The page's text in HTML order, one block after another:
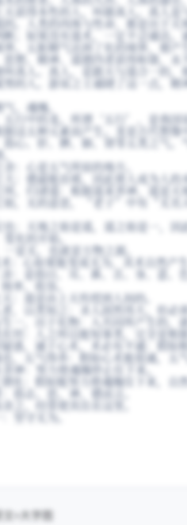
天获得本性的人，叫做真人。真人
的。人类的肉体与性命，都是出于
断；如果没有道术，一定不会通达
界。五脏精气达到了化的境界，便
思想、精神、道德四者获得和谐，
叫真人。真人，是跟天与道合一的
势的人。游说之士通晓了这一点，精
、魂魄。
五行中的龙。所谓‘五行’，是我国
据这五种元素而产生。龙是古代想像
指心、肝、脾、肺、肾等五类之气
。
舍：心是五气所宿的地方。
大：德最能治邪，因此使人成为人的
所，归诸道：根据道来养神，道是天
始，无的意思，“老子”中有“无名
也：天地之始是道，道之始是一，因
变化的开始。
一是无，也就是万物之源。
术：心如果能变成无为，其术自然产生
舍：是指目、耳、鼻、舌、身、意、
统率、收容。
天：道是由上天传授到人间的。
者，以类知之：圣人固然伟大，但
生一，出于化物：入共同所产生的
在窍：人之所以能知事类，完全是
疑惑，通于心术，术必有不通：假
也，五气得养：假如心术能很通，五
舍神：努力使魂魄停止住下来。
谓化：假如能努力使魂魄住下来，自
：指志、思、神、德而言。
舍之，经常使其住在这里。
：坚守无为。
+大字图